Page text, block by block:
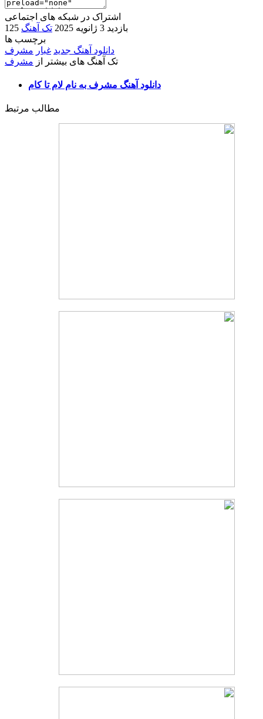
اشتراک در شبکه های اجتماعی
125 بازدید 3 ژانویه 2025
تک آهنگ
برچسب ها
دانلود آهنگ جدید غبار مشرف
تک آهنگ های بیشتر از مشرف
دانلود آهنگ مشرف به نام لام تا کام
مطالب مرتبط